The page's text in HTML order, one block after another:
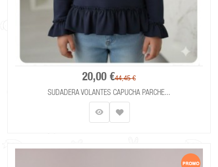
20,00 €44,45 €
SUDADERA VOLANTES CAPUCHA PARCHE...